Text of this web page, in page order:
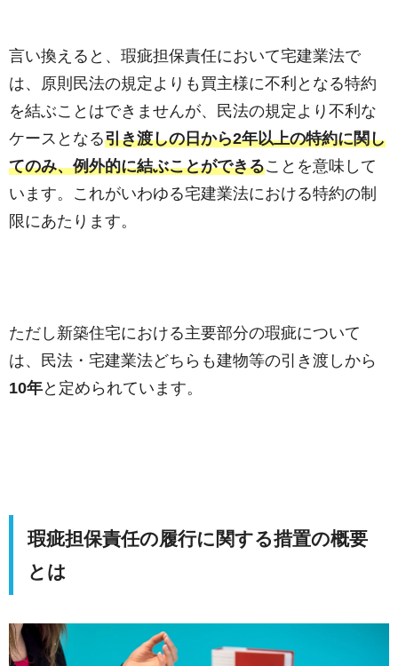
言い換えると、瑕疵担保責任において宅建業法で
は、原則民法の規定よりも買主様に不利となる特約
を結ぶことはできませんが、民法の規定より不利な
ケースとなる引き渡しの日から2年以上の特約に関し
てのみ、例外的に結ぶことができることを意味して
います。これがいわゆる宅建業法における特約の制
限にあたります。
ただし新築住宅における主要部分の瑕疵について
は、民法・宅建業法どちらも建物等の引き渡しから
10年と定められています。
瑕疵担保責任の履行に関する措置の概要
とは